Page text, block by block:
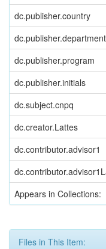
dc.publisher.country
dc.publisher.department
dc.publisher.program
dc.publisher.initials
dc.subject.cnpq
dc.creator.Lattes
dc.contributor.advisor1
Appears in Collections:
Files in This Item: